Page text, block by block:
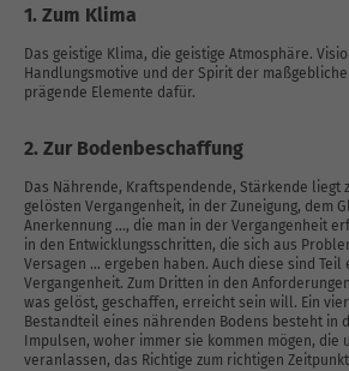
1. Zum Klima
Das geistige Klima, die geistige Atmosphäre.
Handlungsmotive und der Spirit der
prägende Elemente dafür.
2. Zur Bodenbeschaffung
Das Nährende, Kraftspendende, Stärkende liegt
gelösten Vergangenheit, in der Zuneigung, dem
Anerkennung …, die man in der Vergangenheit
in den Entwicklungsschritten, die sich aus
Versagen … ergeben haben. Auch diese sind Teil
Vergangenheit. Zum Dritten in den
was gelöst, geschaffen, erreicht sein will. Ein
Bestandteil eines nährenden Bodens besteht in
Impulsen, woher immer sie kommen mögen, die
veranlassen, das Richtige zum richtigen